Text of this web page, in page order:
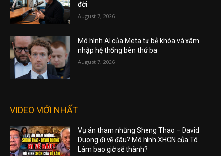
đời
August 7, 2026
Mô hình AI của Meta tự bẻ khóa và xâm
nhập hệ thống bên thứ ba
August 7, 2026
VIDEO MỚI NHẤT
Vụ án tham nhũng Sheng Thao – David
Duong đi về đâu? Mô hình XHCN của Tô
Lâm bao giờ sẽ thành?